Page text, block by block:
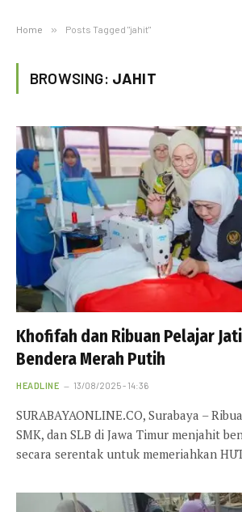
Home » Posts Tagged "jahit"
BROWSING: JAHIT
Khofifah dan Ribuan Pelajar
Bendera Merah Putih
HEADLINE 13/08/2025 - 14:36
SURABAYAONLINE.CO, Surabaya –
SMK, dan SLB di Jawa Timur menjahit
secara serentak untuk memeriahkan